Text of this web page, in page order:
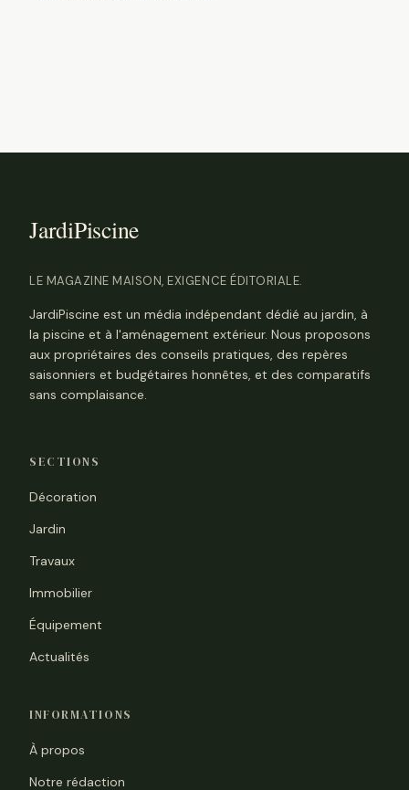
LE MAGAZINE MAISON, EXIGENCE ÉDITORIALE.
JardiPiscine est un média indépendant dédié au jardin, à
la piscine et à l'aménagement extérieur. Nous proposons
aux propriétaires des conseils pratiques, des repères
saisonniers et budgétaires honnêtes, et des comparatifs
sans complaisance.
SECTIONS
Décoration
Jardin
Travaux
Immobilier
Équipement
Actualités
INFORMATIONS
À propos
Notre rédaction